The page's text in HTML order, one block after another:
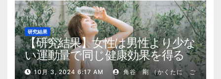
研究結果
【研究結果】女性は男性より少な
い運動量で同じ健康効果を得る
10月 3, 2024 6:17 AM
角谷 剛 （かくたに ご